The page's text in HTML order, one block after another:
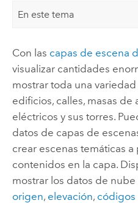
En este tema
Con las capas de escena
visualizar cantidades
mostrar toda una
edificios, calles, masas
eléctricos y sus torres.
datos de capas de
crear escenas temáticas
contenidos en la capa.
mostrar los datos de
origen, elevación, códigos